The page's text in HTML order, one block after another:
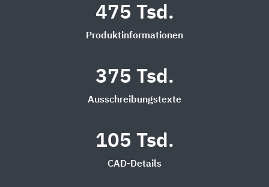
475 Tsd.
Produktinformationen
375 Tsd.
Ausschreibungstexte
105 Tsd.
CAD-Details